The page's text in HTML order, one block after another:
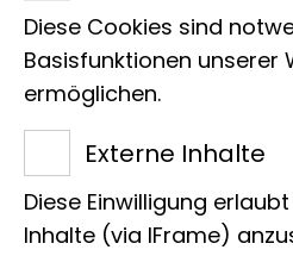
Schlangen
Dinosaurier
Millionen von
Diese Cookies sind
Basisfunktionen unserer
ermöglichen.
Externe Inhalte
Diese Einwilligung
Inhalte (via IFrame)